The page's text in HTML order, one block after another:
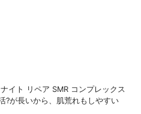
イト リペア SMR コンプレックス
が長いから、肌荒れもしやすい